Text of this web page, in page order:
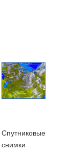
Cпутниковые
снимки